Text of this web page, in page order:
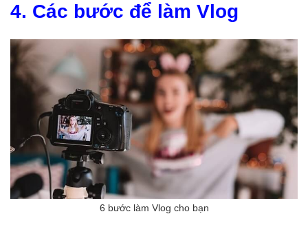
4. Các bước để làm Vlog
6 bước làm Vlog cho bạn